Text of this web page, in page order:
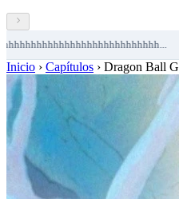
• Saibaman852
Inicio › Capítulos › Dragon Ball